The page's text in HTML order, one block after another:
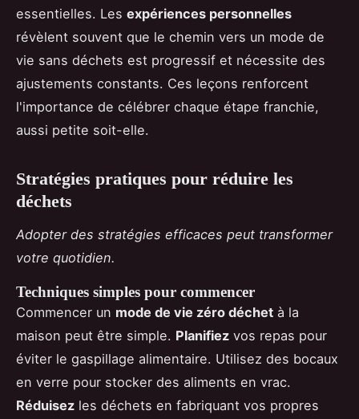
essentielles. Les expériences personnelles
révèlent souvent que le chemin vers un mode de
vie sans déchets est progressif et nécessite des
ajustements constants. Ces leçons renforcent
l'importance de célébrer chaque étape franchie,
aussi petite soit-elle.
Stratégies pratiques pour réduire les
déchets
Adopter des stratégies efficaces peut transformer
votre quotidien.
Techniques simples pour commencer
Commencer un mode de vie zéro déchet à la
maison peut être simple. Planifiez vos repas pour
éviter le gaspillage alimentaire. Utilisez des bocaux
en verre pour stocker des aliments en vrac.
Réduisez les déchets en fabriquant vos propres